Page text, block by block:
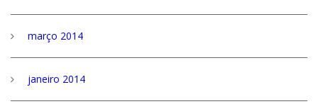
março 2014
janeiro 2014